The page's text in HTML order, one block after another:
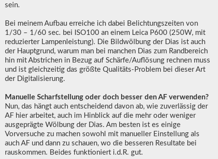
sein.
Bei meinem Aufbau erreiche ich dabei Belichtungszeiten von
1/30 – 1/60 sec. bei ISO100 an einem Leica P600 (250W, mit
reduzierter Lampenleistung). Die Bildwölbung der Dias ist auch
der Hauptgrund, warum man bei manchen Dias zum Randbereich
hin mit Abstrichen in Bezug auf Schärfe/Auflösung rechnen muss
und ist gleichzeitig das größte Qualitäts-Problem bei dieser Art
der Digitalisierung.
Manuelle Scharfstellung oder doch besser den AF verwenden?
Nun, das hängt auch entscheidend davon ab, wie zuverlässig der
AF hier arbeitet, auch im Hinblick auf die mehr oder weniger
ausgeprägte Wölbung der Dias. Am besten ist es einige
Vorversuche zu machen sowohl mit manueller Einstellung als
auch AF und dann zu schauen, wo die besseren Resultate bei
rauskommen. Beides funktioniert i.d.R. gut.